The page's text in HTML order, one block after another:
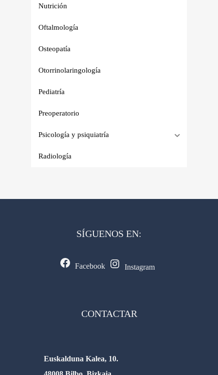
Nutrición
Oftalmología
Osteopatía
Otorrinolaringología
Pediatría
Preoperatorio
Psicología y psiquiatría
Radiología
SÍGUENOS EN:
Facebook Instagram
CONTACTAR
Euskalduna Kalea, 10.